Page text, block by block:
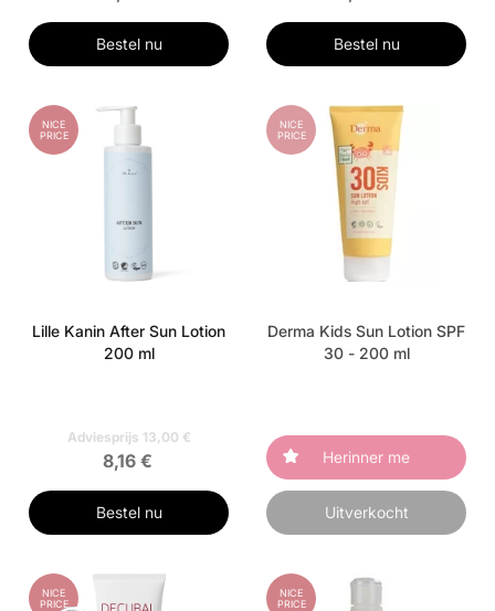
Bestel nu Bestel nu
NICE
PRICE
Lille Kanin After Sun Lotion
200 ml
Adviesprijs 13,00 €
8,16 €
Bestel nu
NICE
PRICE
Derma Kids Sun Lotion SPF
30 - 200 ml
Herinner me
Uitverkocht
NICE
PRICE
NICE
PRICE